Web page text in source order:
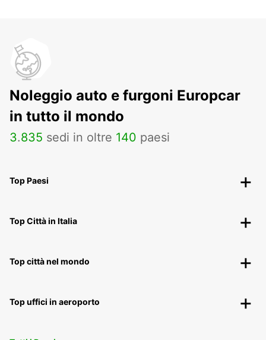
Noleggio auto e furgoni Europcar
in tutto il mondo
3.835 sedi in oltre 140 paesi
Top Paesi
Top Città in Italia
Top città nel mondo
Top uffici in aeroporto